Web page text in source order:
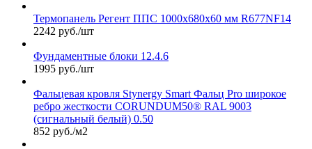
Термопанель Регент ППС 1000х680х60 мм R677NF14
2242 руб./шт
Фундаментные блоки 12.4.6
1995 руб./шт
Фальцевая кровля Stynergy Smart Фальц Pro широкое
ребро жесткости CORUNDUM50® RAL 9003
(сигнальный белый) 0.50
852 руб./м2